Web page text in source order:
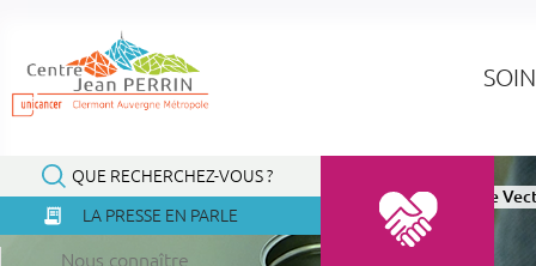
QUE RECHERCHEZ-VOUS ?
LA PRESSE EN PARLE
Nous connaître
Accueil À la une Actualités Radiothérapie Interne